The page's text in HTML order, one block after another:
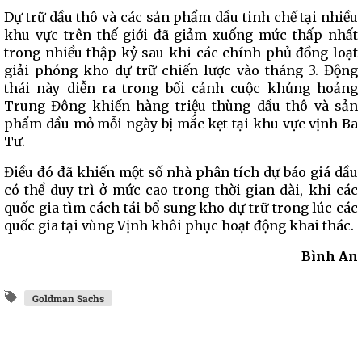
Dự trữ dầu thô và các sản phẩm dầu tinh chế tại nhiều
khu vực trên thế giới đã giảm xuống mức thấp nhất
trong nhiều thập kỷ sau khi các chính phủ đồng loạt
giải phóng kho dự trữ chiến lược vào tháng 3. Động
thái này diễn ra trong bối cảnh cuộc khủng hoảng
Trung Đông khiến hàng triệu thùng dầu thô và sản
phẩm dầu mỏ mỗi ngày bị mắc kẹt tại khu vực vịnh Ba
Tư.
Điều đó đã khiến một số nhà phân tích dự báo giá dầu
có thể duy trì ở mức cao trong thời gian dài, khi các
quốc gia tìm cách tái bổ sung kho dự trữ trong lúc các
quốc gia tại vùng Vịnh khôi phục hoạt động khai thác.
Bình An
Goldman Sachs